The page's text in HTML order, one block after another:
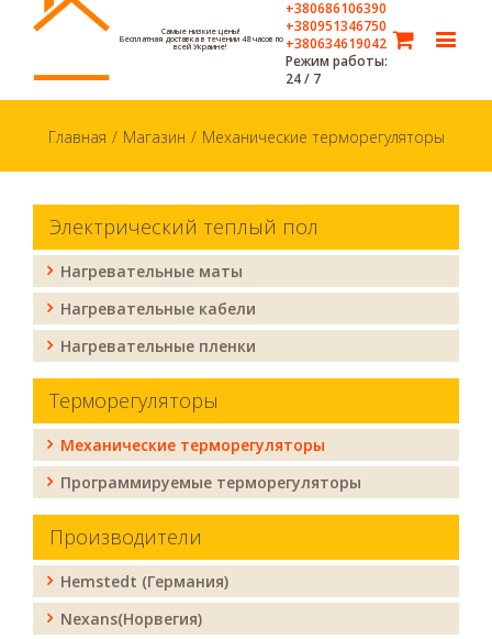
+380686106390
+380951346750
+380634619042
Режим работы:
24 / 7
Самые низкие цены!
Бесплатная доставка в течении 48 часов по
всей Украине!
Главная / Магазин / Механические терморегуляторы
Электрический теплый пол
Нагревательные маты
Нагревательные кабели
Нагревательные пленки
Терморегуляторы
Механические терморегуляторы
Программируемые терморегуляторы
Производители
Hemstedt (Германия)
Nexans(Норвегия)